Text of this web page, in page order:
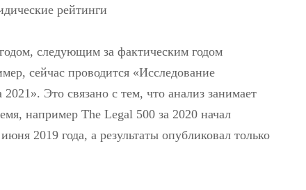
рейтинги
следующим за фактическим годом
сейчас проводится «Исследование
Это связано с тем, что анализ занимает
например The Legal 500 за 2020 начал
2019 года, а результаты опубликовал только